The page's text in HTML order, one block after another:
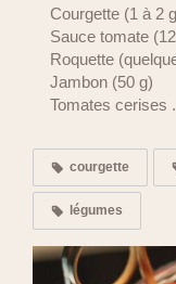
Courgette (1 à 2
Sauce tomate
Roquette
Jambon (50 g)
Tomates cerises
courgette
légumes